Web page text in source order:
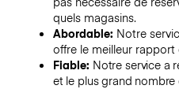
quels magasins.
Abordable: Notre
offre le meilleur
Fiable: Notre service a
et le plus grand nombre